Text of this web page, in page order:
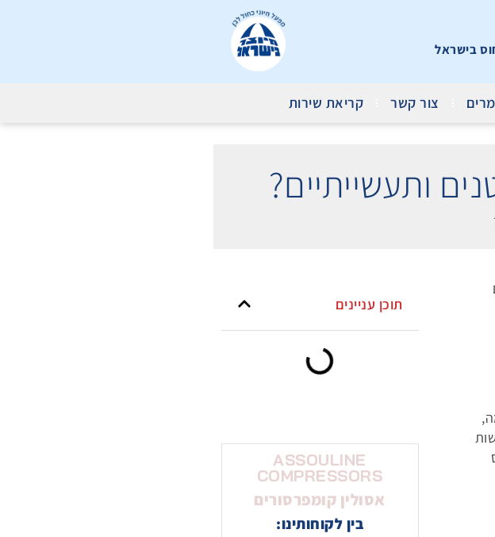
בישראל
צור קשר קריאת שירות
ותעשייתיים?
תוכן עניינים
ASSOULINE
COMPRESSORS
אסולין קומפרסורים
בין לקוחותינו: